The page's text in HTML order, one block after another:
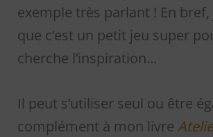
exemple très parlant ! En
que c’est un petit jeu super
cherche l’inspiration…
Il peut s’utiliser seul ou être
complément à mon livre